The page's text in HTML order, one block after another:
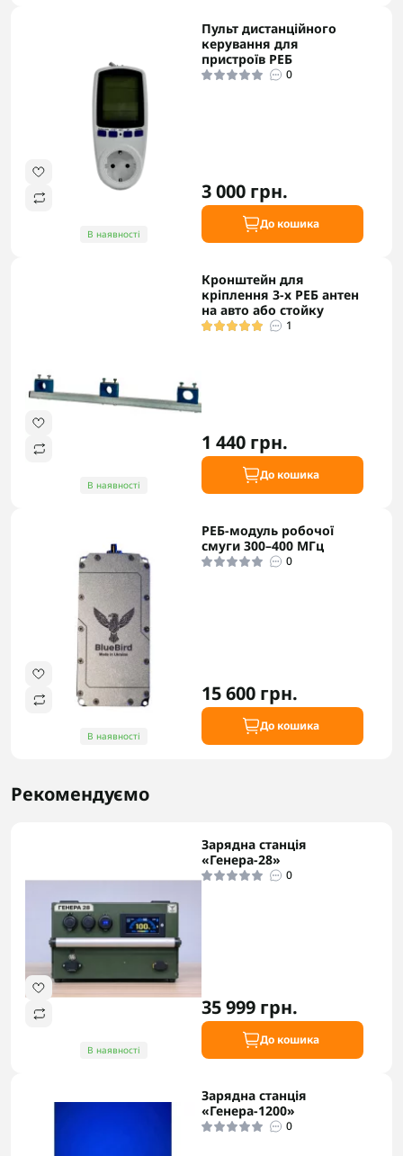
В наявності
Пульт дистанційного
керування для
пристроїв РЕБ
0
3 000 грн.
До кошика
В наявності
Кронштейн для
кріплення 3-х РЕБ антен
на авто або стойку
1
1 440 грн.
До кошика
В наявності
РЕБ-модуль робочої
смуги 300–400 МГц
0
15 600 грн.
До кошика
Рекомендуємо
В наявності
Зарядна станція
«Генера-28»
0
35 999 грн.
До кошика
Зарядна станція
«Генера-1200»
0